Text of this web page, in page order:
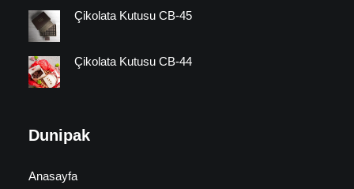
Çikolata Kutusu CB-45
Çikolata Kutusu CB-44
Dunipak
Anasayfa